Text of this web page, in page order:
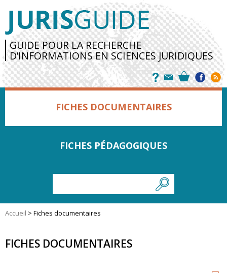
GUIDE POUR LA RECHERCHE
D’INFORMATIONS EN SCIENCES JURIDIQUES
FICHES DOCUMENTAIRES
FICHES PÉDAGOGIQUES
Accueil > Fiches documentaires
FICHES DOCUMENTAIRES